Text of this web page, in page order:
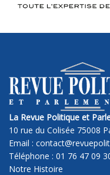
La Revue Politique et
10 rue du Colisée 75008
Email :
Téléphone : 01 76 47 09
Notre Histoire